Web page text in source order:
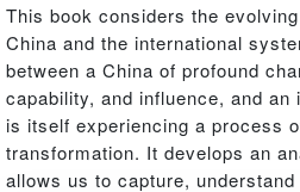
This book considers the
China and the international
between a China of profound
capability, and influence, and
is itself experiencing a process
transformation. It develops an
allows us to capture,